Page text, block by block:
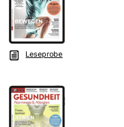
Leseprobe